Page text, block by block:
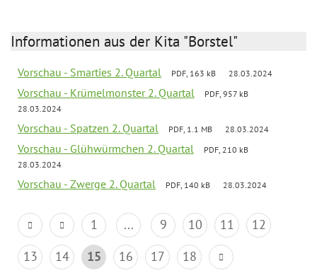
Informationen aus der Kita "Borstel"
Vorschau - Smarties 2. Quartal PDF, 163 kB 28.03.2024
Vorschau - Krümelmonster 2. Quartal
PDF, 957 kB
28.03.2024
Vorschau - Spatzen 2. Quartal PDF, 1.1 MB 28.03.2024
Vorschau - Glühwürmchen 2. Quartal
PDF, 210 kB
28.03.2024
Vorschau - Zwerge 2. Quartal PDF, 140 kB 28.03.2024
1 ... 9 10 11
12
13
14 15 16 17 18